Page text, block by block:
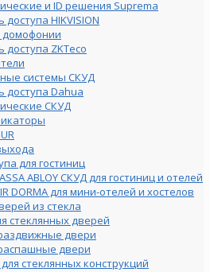
и ID решения Suprema
доступа HIKVISION
доступа ZKTeco
системы СКУД
доступа Dahua
СКУД
для гостиниц
ABLOY СКУД для гостиниц и отелей
DORMA для мини-отелей и хостелов
из стекла
стеклянных дверей
двери
двери
стеклянных конструкций